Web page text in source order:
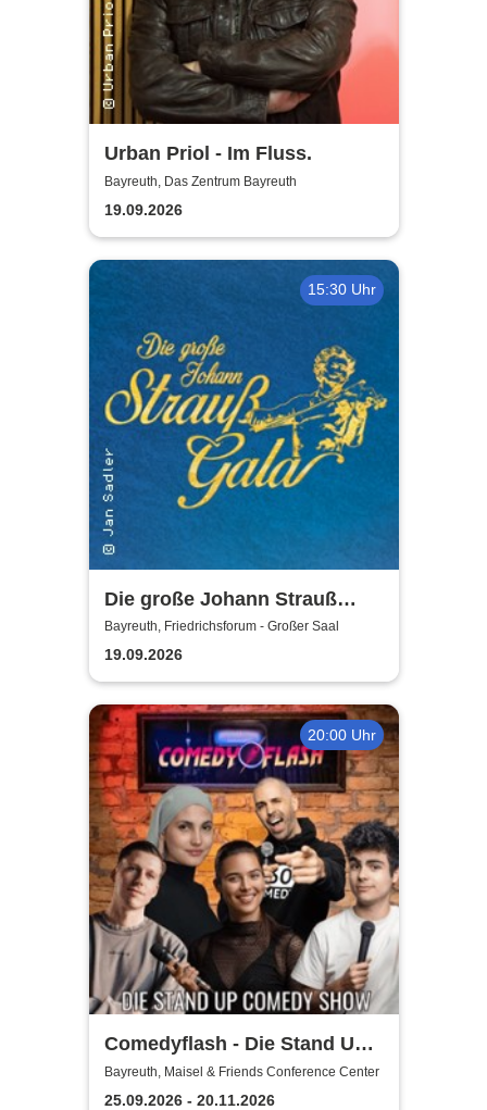
Urban Priol - Im Fluss.
Bayreuth, Das Zentrum Bayreuth
19.09.2026
15:30 Uhr
Die große Johann Strauß
Gala - unsterbliche Arien &
Duette der Strauß Familie
Bayreuth, Friedrichsforum - Großer Saal
19.09.2026
20:00 Uhr
Comedyflash - Die Stand Up
Comedy Show
Bayreuth, Maisel & Friends Conference Center
25.09.2026 - 20.11.2026